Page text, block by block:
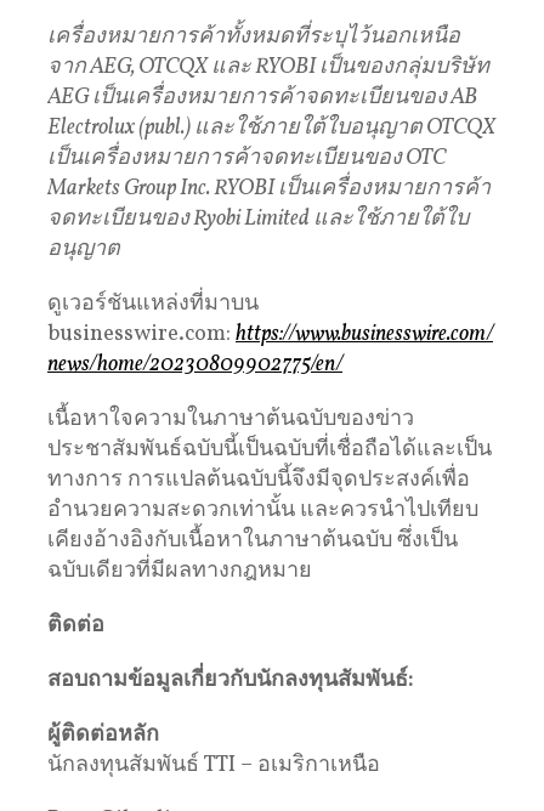
เครื่องหมายการค้าทั้งหมดที่ระบุไว้นอกเหนือ
จากAEG, OTCQXและRYOBIเป็นของกลุ่มบริษัท
AEGเป็นเครื่องหมายการค้าจดทะเบียนของAB
Electrolux (publ.) และใช้ภายใต้ใบอนุญาตOTCQX
เป็นเครื่องหมายการค้าจดทะเบียนของOTC
Markets Group Inc. RYOBIเป็นเครื่องหมายการค้า
จดทะเบียนของRyobi Limited และใช้ภายใต้ใบ
อนุญาต
ดูเวอร์ชันแหล่งที่มาบน
businesswire.com: https://www.businesswire.com/
news/home/20230809902775/en/
เนื้อหาใจความในภาษาต้นฉบับของข่าว
ประชาสัมพันธ์ฉบับนี้เป็นฉบับที่เชื่อถือได้และเป็น
ทางการ การแปลต้นฉบับนี้จึงมีจุดประสงค์เพื่อ
อำนวยความสะดวกเท่านั้น และควรนำไปเทียบ
เคียงอ้างอิงกับเนื้อหาในภาษาต้นฉบับ ซึ่งเป็น
ฉบับเดียวที่มีผลทางกฎหมาย
ติดต่อ
สอบถามข้อมูลเกี่ยวกับนักลงทุนสัมพันธ์:
ผู้ติดต่อหลัก
นักลงทุนสัมพันธ์ TTI – อเมริกาเหนือ